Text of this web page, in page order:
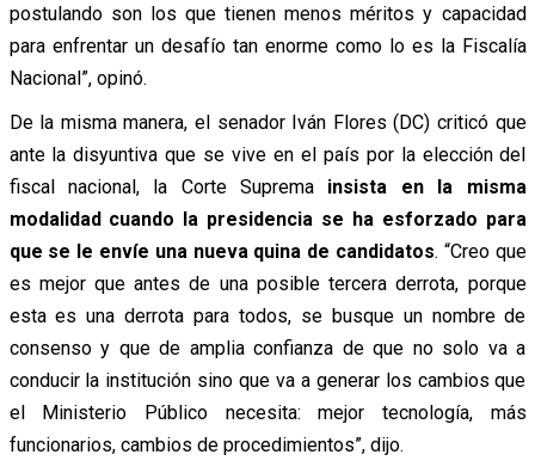
postulando son los que tienen menos méritos y capacidad
para enfrentar un desafío tan enorme como lo es la Fiscalía
Nacional”, opinó.
De la misma manera, el senador Iván Flores (DC) criticó que
ante la disyuntiva que se vive en el país por la elección del
fiscal nacional, la Corte Suprema insista en la misma
modalidad cuando la presidencia se ha esforzado para
que se le envíe una nueva quina de candidatos. “Creo que
es mejor que antes de una posible tercera derrota, porque
esta es una derrota para todos, se busque un nombre de
consenso y que de amplia confianza de que no solo va a
conducir la institución sino que va a generar los cambios que
el Ministerio Público necesita: mejor tecnología, más
funcionarios, cambios de procedimientos”, dijo.